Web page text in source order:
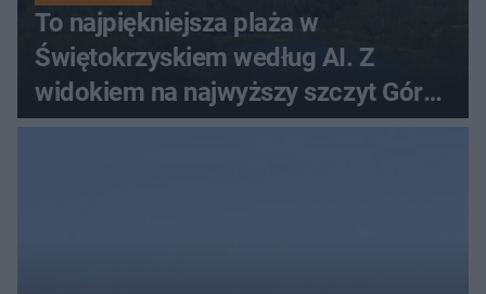
To najpiękniejsza plaża w
Świętokrzyskiem według AI. Z
widokiem na najwyższy szczyt Gór
Świętokrzyskich